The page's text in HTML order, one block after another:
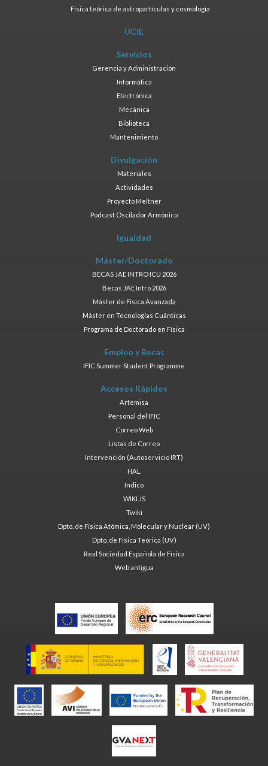
Física teórica de astropartículas y cosmología
UCIE
Servicios
Gerencia y Administración
Informática
Electrónica
Mecánica
Biblioteca
Mantenimiento
Divulgación
Materiales
Actividades
Proyecto Meitner
Podcast Oscilador Armónico
Igualdad
Máster/Doctorado
BECAS JAE INTRO ICU 2026
Becas JAE Intro 2026
Máster de Física Avanzada
Máster en Tecnologías Cuánticas
Programa de Doctorado en Física
Empleo y Becas
IFIC Summer Student Programme
Accesos Rápidos
Artemisa
Personal del IFIC
Correo Web
Listas de Correo
Intervención (Autoservicio IRT)
HAL
Indico
WIKI.JS
Twiki
Dpto. de Física Atómica, Molecular y Nuclear (UV)
Dpto. de Física Teórica (UV)
Real Sociedad Española de Física
Web antigua